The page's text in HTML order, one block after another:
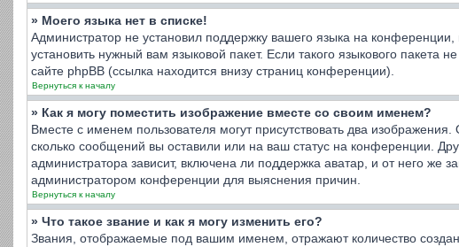
» Моего языка нет в списке!
Администратор не установил поддержку вашего языка на
установить нужный вам языковой пакет. Если такого языкового
сайте phpBB (ссылка находится внизу страниц конференции).
Вернуться к началу
» Как я могу поместить изображение вместе со своим именем?
Вместе с именем пользователя могут присутствовать два
сколько сообщений вы оставили или на ваш статус на конференции.
администратора зависит, включена ли поддержка аватар, и от него же
администратором конференции для выяснения причин.
Вернуться к началу
» Что такое звание и как я могу изменить его?
Звания, отображаемые под вашим именем, отражают количество